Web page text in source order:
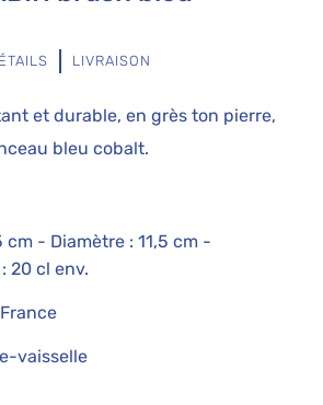
LIVRAISON
et durable, en grès ton pierre,
bleu cobalt.
cm - Diamètre : 11,5 cm -
20 cl env.
vaisselle